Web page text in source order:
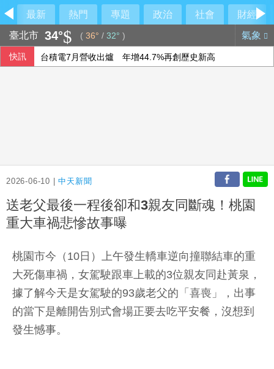
最新 熱門 專題 政治 社會
財經
臺北市 34° ( 36° / 32° ) 氣象
快訊 台積電7月營收出爐 年增44.7%再創歷史新高
2026-06-10 |中天新聞
送老父最後一程後卻和3親友同斷魂！桃園
重大車禍悲慘故事曝
桃園市今（10日）上午發生轎車逆向撞聯結車的重
大死傷車禍，女駕駛跟車上載的3位親友同赴黃泉，
據了解今天是女駕駛的93歲老父的「喜喪」，出事
的當下是離開告別式會場正要去吃平安餐，沒想到
發生憾事。